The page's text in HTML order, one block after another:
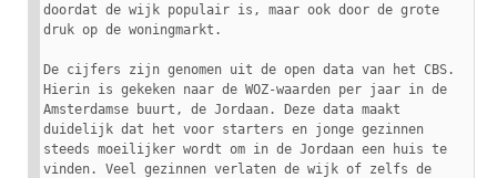
doordat de wijk populair is, maar ook door de grote
druk op de woningmarkt.
De cijfers zijn genomen uit de open data van het CBS.
Hierin is gekeken naar de WOZ-waarden per jaar in de
Amsterdamse buurt, de Jordaan. Deze data maakt
duidelijk dat het voor starters en jonge gezinnen
steeds moeilijker wordt om in de Jordaan een huis te
vinden. Veel gezinnen verlaten de wijk of zelfs de